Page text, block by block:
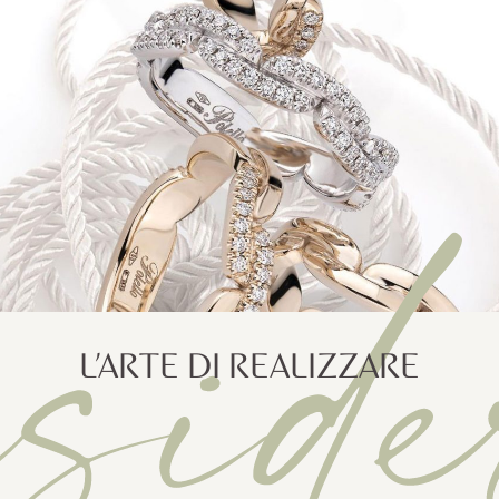
L’ARTE DI REALIZZARE